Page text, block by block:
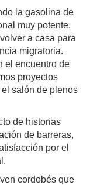
la gasolina de
muy potente.
a casa para
migratoria.
el encuentro de
proyectos
salón de plenos
de historias
de barreras,
por el
cordobés que